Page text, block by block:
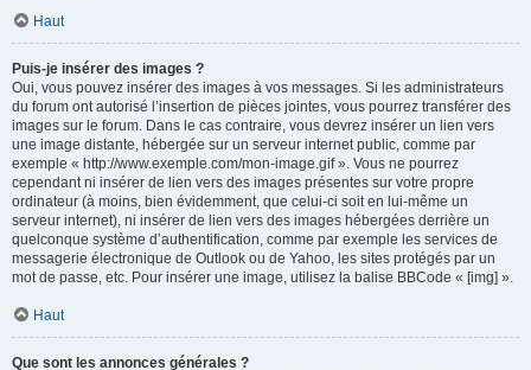
Haut
Puis-je insérer des images ?
Oui, vous pouvez insérer des images à vos messages. Si les administrateurs
du forum ont autorisé l’insertion de pièces jointes, vous pourrez transférer des
images sur le forum. Dans le cas contraire, vous devrez insérer un lien vers
une image distante, hébergée sur un serveur internet public, comme par
exemple « http://www.exemple.com/mon-image.gif ». Vous ne pourrez
cependant ni insérer de lien vers des images présentes sur votre propre
ordinateur (à moins, bien évidemment, que celui-ci soit en lui-même un
serveur internet), ni insérer de lien vers des images hébergées derrière un
quelconque système d’authentification, comme par exemple les services de
messagerie électronique de Outlook ou de Yahoo, les sites protégés par un
mot de passe, etc. Pour insérer une image, utilisez la balise BBCode « [img] ».
Haut
Que sont les annonces générales ?